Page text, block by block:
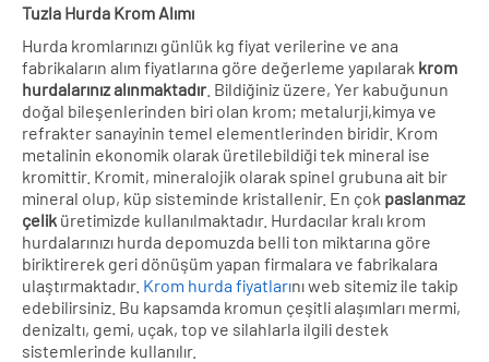
Tuzla Hurda Krom Alımı
Hurda kromlarınızı günlük kg fiyat verilerine ve ana
fabrikaların alım fiyatlarına göre değerleme yapılarak krom
hurdalarınız alınmaktadır . Bildiğiniz üzere, Yer kabuğunun
doğal bileşenlerinden biri olan krom; metalurji,kimya ve
refrakter sanayinin temel elementlerinden biridir. Krom
metalinin ekonomik olarak üretilebildiği tek mineral ise
kromittir. Kromit, mineralojik olarak spinel grubuna ait bir
mineral olup, küp sisteminde kristallenir. En çok paslanmaz
çelik üretimizde kullanılmaktadır. Hurdacılar kralı krom
hurdalarınızı hurda depomuzda belli ton miktarına göre
biriktirerek geri dönüşüm yapan firmalara ve fabrikalara
ulaştırmaktadır. Krom hurda fiyatlarını web sitemiz ile takip
edebilirsiniz. Bu kapsamda kromun çeşitli alaşımları mermi,
denizaltı, gemi, uçak, top ve silahlarla ilgili destek
sistemlerinde kullanılır.